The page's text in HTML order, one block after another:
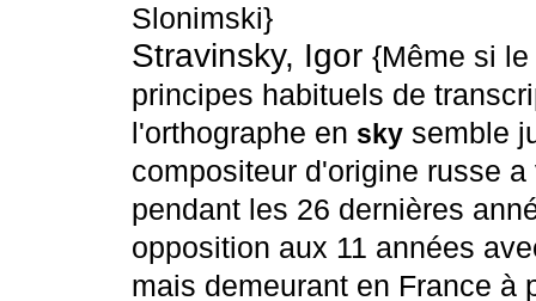
Slonimski}
Stravinsky, Igor {Même si
principes habituels de
l'orthographe en sky semble
compositeur d'origine russe
pendant les 26 dernières
opposition aux 11 années
mais demeurant en France à